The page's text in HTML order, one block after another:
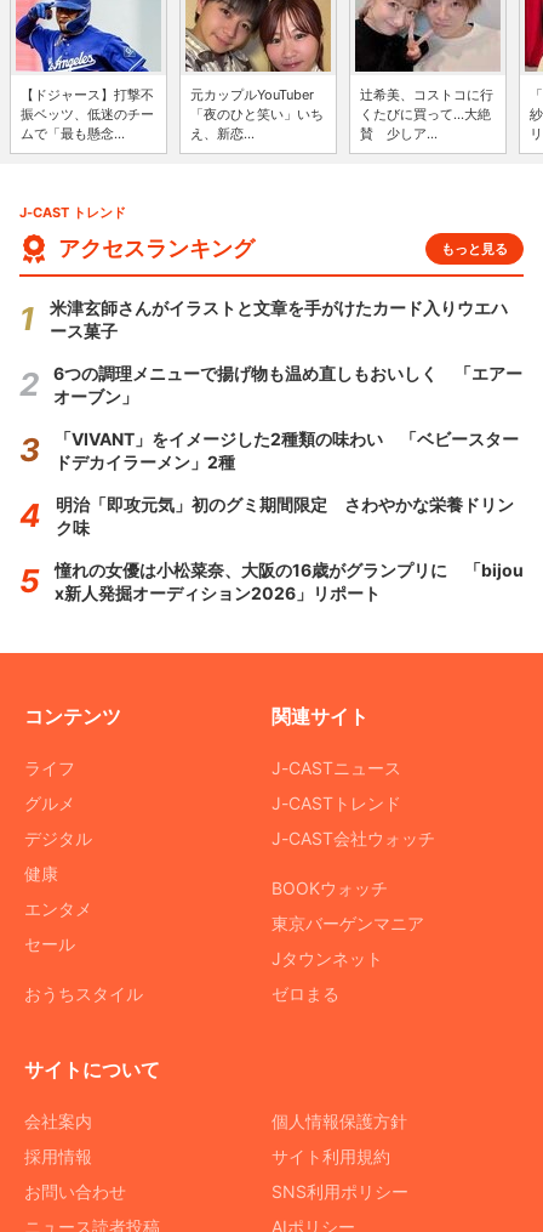
【ドジャース】打撃不
振ベッツ、低迷のチー
ムで「最も懸念...
元カップルYouTuber
「夜のひと笑い」いち
え、新恋...
辻希美、コストコに行
くたびに買って...大絶
賛 少しア...
J-CAST トレンド
アクセスランキング もっと見る
米津玄師さんがイラストと文章を手がけたカード入りウエハ
ース菓子
6つの調理メニューで揚げ物も温め直しもおいしく 「エアー
オーブン」
「VIVANT」をイメージした2種類の味わい 「ベビースター
ドデカイラーメン」2種
明治「即攻元気」初のグミ期間限定 さわやかな栄養ドリン
ク味
憧れの女優は小松菜奈、大阪の16歳がグランプリに 「bijou
x新人発掘オーディション2026」リポート
コンテンツ
ライフ
グルメ
デジタル
健康
エンタメ
セール
おうちスタイル
関連サイト
J-CASTニュース
J-CASTトレンド
J-CAST会社ウォッチ
BOOKウォッチ
東京バーゲンマニア
Jタウンネット
ゼロまる
サイトについて
会社案内
採用情報
お問い合わせ
ニュース読者投稿
個人情報保護方針
サイト利用規約
SNS利用ポリシー
AIポリシー